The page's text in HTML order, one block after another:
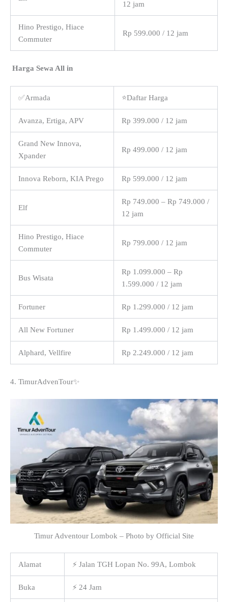
12 jam
Hino Prestigo, Hiace
Commuter
Rp 599.000 / 12 jam
Harga Sewa All in
✅Armada ⭐Daftar Harga
Avanza, Ertiga, APV Rp 399.000 / 12 jam
Grand New Innova,
Xpander
Rp 499.000 / 12 jam
Innova Reborn, KIA Prego Rp 599.000 / 12 jam
Elf
Rp 749.000 – Rp 749.000 /
12 jam
Hino Prestigo, Hiace
Commuter
Rp 799.000 / 12 jam
Bus Wisata
Rp 1.099.000 – Rp
1.599.000 / 12 jam
Fortuner Rp 1.299.000 / 12 jam
All New Fortuner Rp 1.499.000 / 12 jam
Alphard, Vellfire Rp 2.249.000 / 12 jam
4. TimurAdvenTour✨
Timur Adventour Lombok – Photo by Official Site
Alamat ⚡ Jalan TGH Lopan No. 99A, Lombok
Buka ⚡ 24 Jam